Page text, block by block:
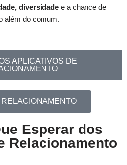
diversidade e a chance de
além do comum.
APLICATIVOS DE
Esperar dos
Relacionamento